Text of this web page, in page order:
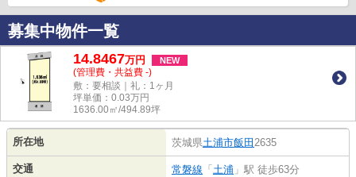
募集中物件一覧
14.8467万円 NEW
(管理費・共益費 -)
敷：要相談｜礼：1ヶ月
坪単価： 0.03万円
1636.00㎡/494.89坪
所在地 茨城県土浦市飯田 2635
交通 常磐線 「 土浦 」駅 徒歩63分